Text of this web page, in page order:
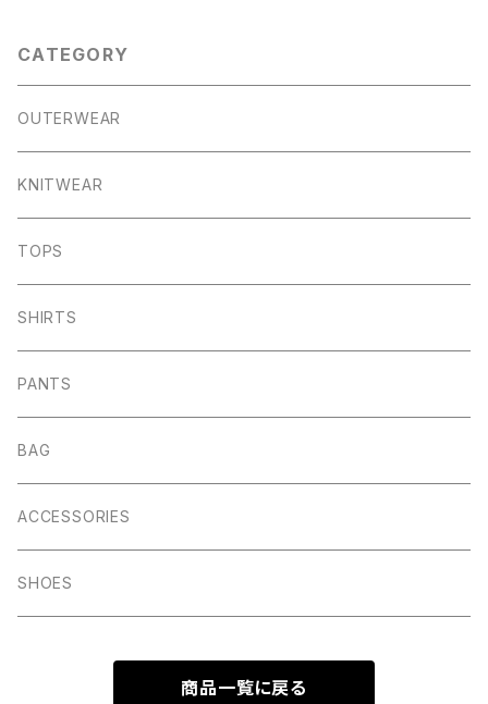
CATEGORY
OUTERWEAR
KNITWEAR
TOPS
SHIRTS
PANTS
BAG
ACCESSORIES
SHOES
商品一覧に戻る